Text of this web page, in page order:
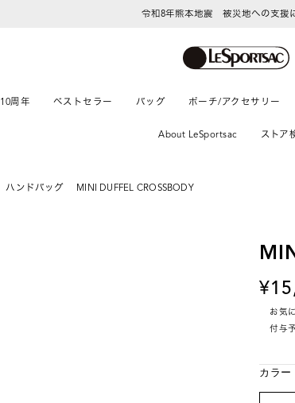
令和8年熊本地震 被災地への支援
周年 ベストセラー バッグ ポーチ/アクセサリー
About LeSportsac ストア
ハンドバッグ MINI DUFFEL CROSSBODY
お気
付与
カラー